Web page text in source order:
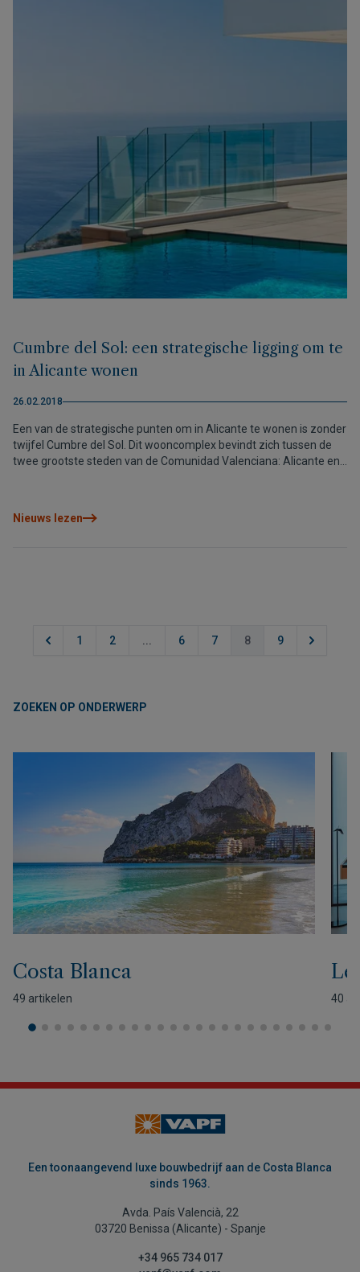
Cumbre del Sol: een strategische ligging om te
in Alicante wonen
26.02.2018
Een van de strategische punten om in Alicante te wonen is zonder
twijfel Cumbre del Sol. Dit wooncomplex bevindt zich tussen de
twee grootste steden van de Comunidad Valenciana: Alicante en
Nieuws lezen
1 2 ... 6 7 8 9
ZOEKEN OP ONDERWERP
Costa Blanca
49 artikelen 40
Een toonaangevend luxe bouwbedrijf aan de Costa Blanca
sinds 1963.
Avda. País Valencià, 22
03720 Benissa (Alicante) - Spanje
+34 965 734 017